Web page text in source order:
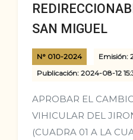
SAN MIGUEL
N° 010-2024
Emisión:
Publicación: 2024-08-12
APROBAR EL
VIHICULAR DEL
(CUADRA 01 A LA